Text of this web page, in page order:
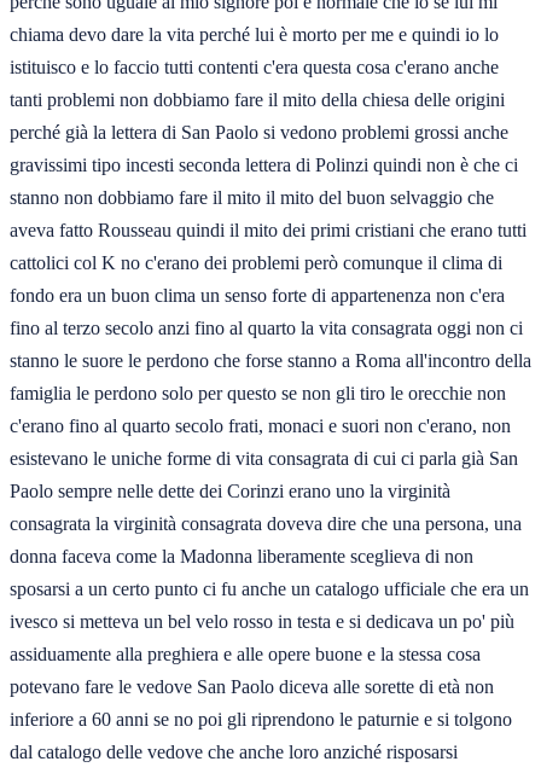
chiama devo dare la vita perché lui è morto per me e quindi io lo
istituisco e lo faccio tutti contenti c'era questa cosa c'erano anche
tanti problemi non dobbiamo fare il mito della chiesa delle origini
perché già la lettera di San Paolo si vedono problemi grossi anche
gravissimi tipo incesti seconda lettera di Polinzi quindi non è che ci
stanno non dobbiamo fare il mito il mito del buon selvaggio che
aveva fatto Rousseau quindi il mito dei primi cristiani che erano tutti
cattolici col K no c'erano dei problemi però comunque il clima di
fondo era un buon clima un senso forte di appartenenza non c'era
fino al terzo secolo anzi fino al quarto la vita consagrata oggi non ci
stanno le suore le perdono che forse stanno a Roma all'incontro della
famiglia le perdono solo per questo se non gli tiro le orecchie non
c'erano fino al quarto secolo frati, monaci e suori non c'erano, non
esistevano le uniche forme di vita consagrata di cui ci parla già San
Paolo sempre nelle dette dei Corinzi erano uno la virginità
consagrata la virginità consagrata doveva dire che una persona, una
donna faceva come la Madonna liberamente sceglieva di non
sposarsi a un certo punto ci fu anche un catalogo ufficiale che era un
ivesco si metteva un bel velo rosso in testa e si dedicava un po' più
assiduamente alla preghiera e alle opere buone e la stessa cosa
potevano fare le vedove San Paolo diceva alle sorette di età non
inferiore a 60 anni se no poi gli riprendono le paturnie e si tolgono
dal catalogo delle vedove che anche loro anziché risposarsi